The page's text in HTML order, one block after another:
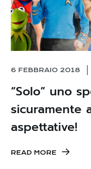
6 FEBBRAIO 2018
“Solo” uno
sicuramente
aspettative!
READ MORE